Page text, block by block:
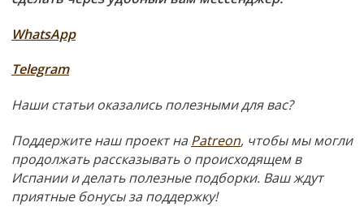
WhatsApp
Telegram
Наши статьи оказались полезными для вас?
Поддержите наш проект на Patreon, чтобы мы могли
продолжать рассказывать о происходящем в
Испании и делать полезные подборки. Ваш ждут
приятные бонусы за поддержку!